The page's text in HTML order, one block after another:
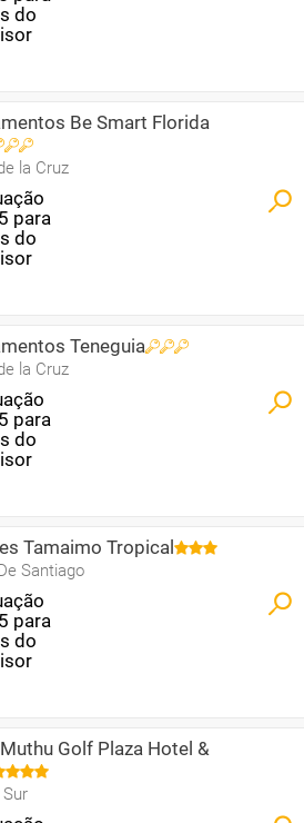
Be Smart Florida
la Cruz
Teneguia
la Cruz
Tamaimo Tropical
Santiago
Golf Plaza Hotel &
Sur